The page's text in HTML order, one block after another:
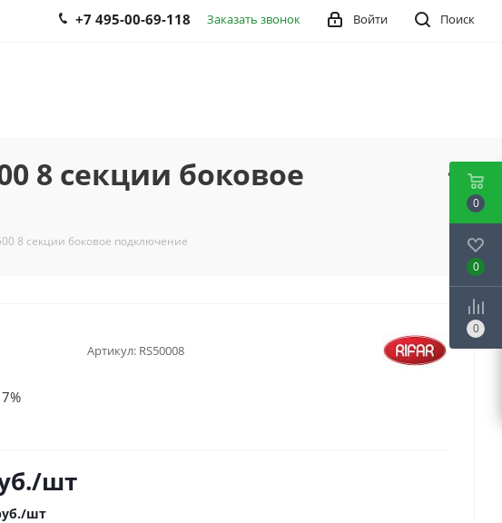
Поиск
Войти
+7 495-00-69-118 Заказать звонок
8 секции боковое
8 секции боковое подключение
Артикул: RS50008
/шт
/шт
0
0
0